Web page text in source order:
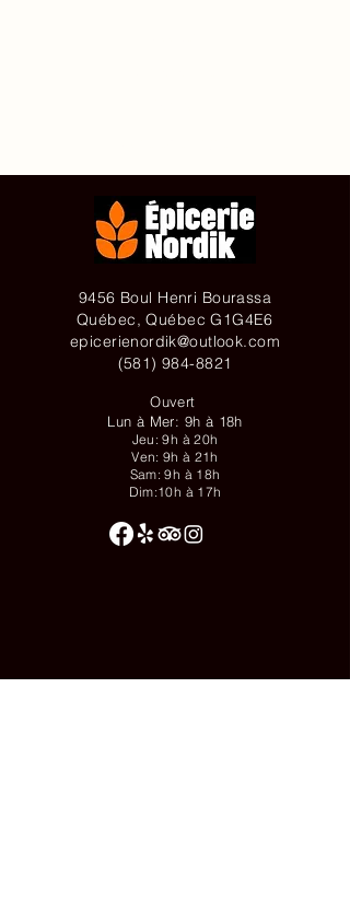
9456 Boul Henri Bourassa
Québec, Québec G1G4E6
epicerienordik@outlook.com
(581) 984-8821
Ouvert
Lun à Mer: 9h à 18h
Jeu: 9h à 20h
Ven: 9h à 21h
Sam: 9h à 18h
Dim:10h à 17h